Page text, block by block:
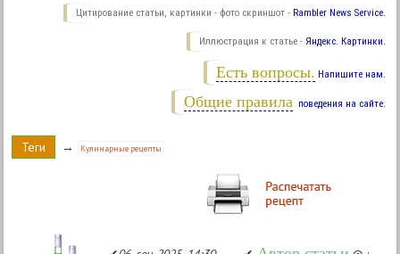
Цитирование статьи, картинки - фото скриншот - Rambler News Service.
Иллюстрация к статье - Яндекс. Картинки.
Есть вопросы. Напишите нам.
Общие правила поведения на сайте.
Теги → Кулинарные рецепты